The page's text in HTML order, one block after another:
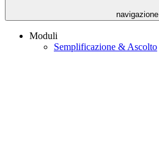
navigazione
Moduli
Semplificazione & Ascolto